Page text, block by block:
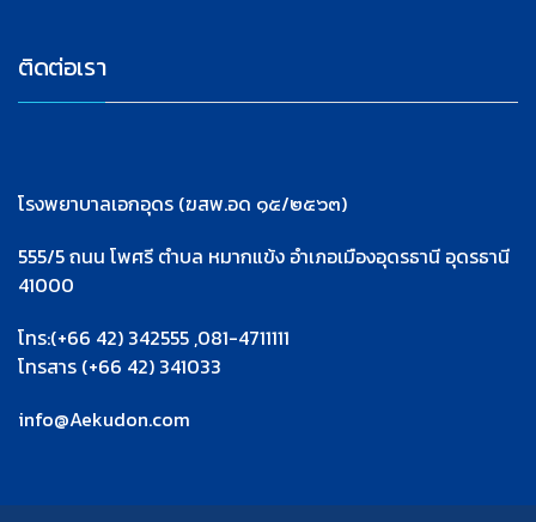
ติดต่อเรา
โรงพยาบาลเอกอุดร (ฆสพ.อด ๑๕/๒๕๖๓)
555/5 ถนน โพศรี ตำบล หมากแข้ง อำเภอเมืองอุดรธานี อุดรธานี
41000
โทร:(+66 42) 342555 ,081-4711111
โทรสาร (+66 42) 341033
info@Aekudon.com